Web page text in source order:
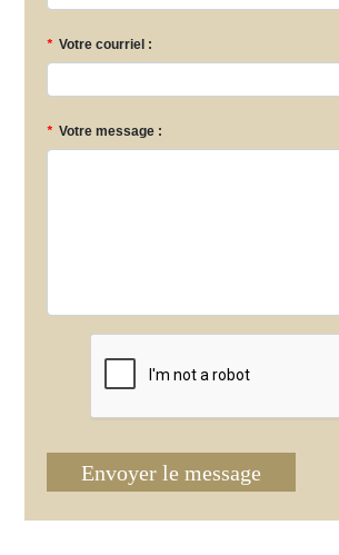
* Votre courriel :
* Votre message :
Envoyer le message